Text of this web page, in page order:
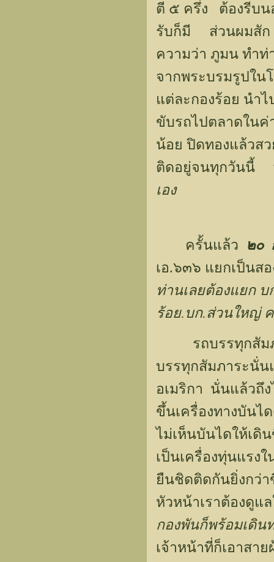
ตี ๕ ครึ่ง ต้องรีบน
รับก็มี ส่วนผมสัก
ความว่า ภูมน ทำท่
จากพระบรมรูปใน
แต่ละกองร้อย น
ขับรถไปตลาดในค่
น้อย ปิดทองแล้วส
ติดอยู่จนทุกวันนี้
เอง
ครั้นแล้ว
๒๐
เอ.๖๓๖ แยกเป็น
ท่านเลยต้องแยก
ร้อย.บก.ส่วนใหญ่
รถบรรทุกสัมภา
บรรทุกสัมภาระนั่น
อเมริกา นั่นแล้วถึ
ขึ้นเครื่องทางบัน
ไม่เห็นบันไดให้เดิ
เป็นเครื่องทุ่นแรง
ยืนชิดติดกันยิ่งกว่
หัวหน้าเราต้องดูแ
กองพันก็พร้อมเดิน
เจ้าหน้าที่ก็เอาสา